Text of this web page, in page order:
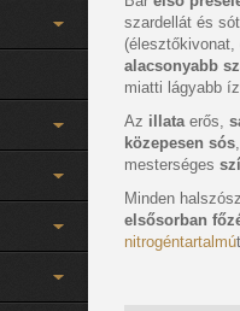
szardellát és
alacsonyabb
miatti lágyabb
Az illata erős,
közepesen sós,
mesterséges
Minden
elsősorban
nitrogéntartalmú